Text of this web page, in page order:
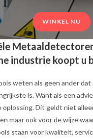
WINKEL NU
industrie koopt u
weten als geen ander
is. Want als een
oplossing. Dit geldt niet
maar ook voor de wijze
staan voor kwaliteit,